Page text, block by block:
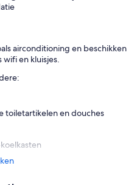
airconditioning en beschikken
wifi en kluisjes.
toiletartikelen en douches